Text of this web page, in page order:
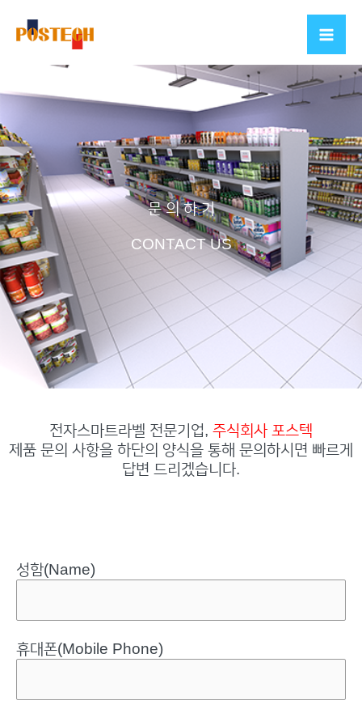
뛰
기
문 의 하 기
CONTACT US
전자스마트라벨 전문기업, 주식회사 포스텍
제품 문의 사항을 하단의 양식을 통해 문의하시면 빠르게
답변 드리겠습니다.
성함(Name)
휴대폰(Mobile Phone)